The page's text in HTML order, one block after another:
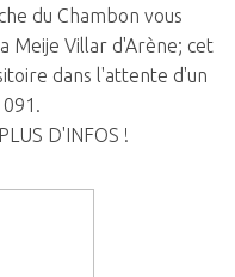
du Chambon vous
Meije Villar d'Arène; cet
dans l'attente d'un
D'INFOS !